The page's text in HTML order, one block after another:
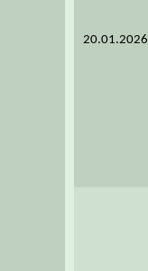
20.01.2026